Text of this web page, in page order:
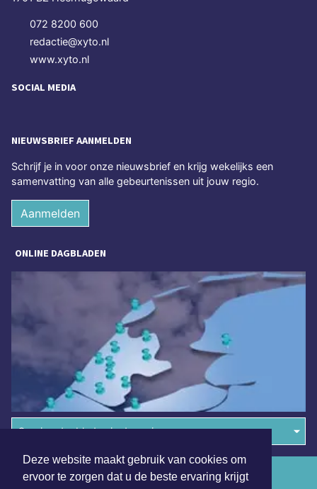
Deze website maakt gebruik van cookies om
ervoor te zorgen dat u de beste ervaring krijgt
072 8200 600
redactie@xyto.nl
www.xyto.nl
SOCIAL MEDIA
NIEUWSBRIEF AANMELDEN
Schrijf je in voor onze nieuwsbrief en krijg wekelijks een
samenvatting van alle gebeurtenissen uit jouw regio.
Aanmelden
ONLINE DAGBLADEN
Overige dagbladen in de regio
Algemene voorwaarden